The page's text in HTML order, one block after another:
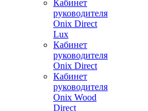
Кабинет
руководителя
Onix Direct
Lux
Кабинет
руководителя
Onix Direct
Кабинет
руководителя
Onix Wood
Direct